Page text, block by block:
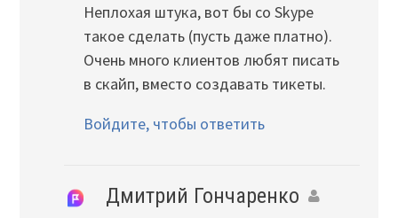
Неплохая штука, вот бы со Skype
такое сделать (пусть даже платно).
Очень много клиентов любят писать
в скайп, вместо создавать тикеты.
Войдите, чтобы ответить
Дмитрий Гончаренко